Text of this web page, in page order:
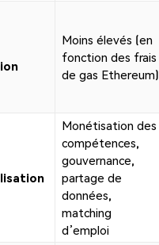
Moins élevés (en
fonction des frais
de gas Ethereum)
Monétisation des
compétences,
gouvernance,
partage de
données,
matching
d’emploi